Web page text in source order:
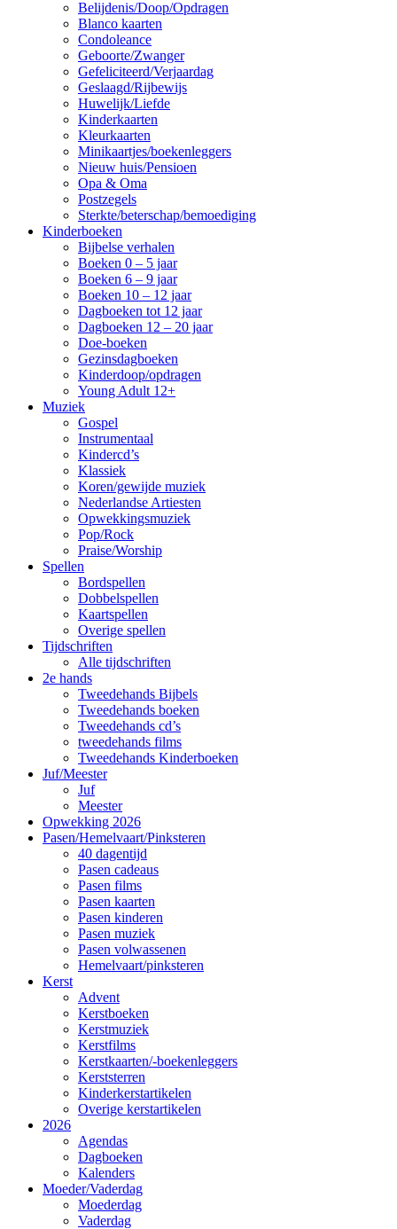
Belijdenis/Doop/Opdragen
Blanco kaarten
Condoleance
Geboorte/Zwanger
Gefeliciteerd/Verjaardag
Geslaagd/Rijbewijs
Huwelijk/Liefde
Kinderkaarten
Kleurkaarten
Minikaartjes/boekenleggers
Nieuw huis/Pensioen
Opa & Oma
Postzegels
Sterkte/beterschap/bemoediging
Kinderboeken
Bijbelse verhalen
Boeken 0 – 5 jaar
Boeken 6 – 9 jaar
Boeken 10 – 12 jaar
Dagboeken tot 12 jaar
Dagboeken 12 – 20 jaar
Doe-boeken
Gezinsdagboeken
Kinderdoop/opdragen
Young Adult 12+
Muziek
Gospel
Instrumentaal
Kindercd’s
Klassiek
Koren/gewijde muziek
Nederlandse Artiesten
Opwekkingsmuziek
Pop/Rock
Praise/Worship
Spellen
Bordspellen
Dobbelspellen
Kaartspellen
Overige spellen
Tijdschriften
Alle tijdschriften
2e hands
Tweedehands Bijbels
Tweedehands boeken
Tweedehands cd’s
tweedehands films
Tweedehands Kinderboeken
Juf/Meester
Juf
Meester
Opwekking 2026
Pasen/Hemelvaart/Pinksteren
40 dagentijd
Pasen cadeaus
Pasen films
Pasen kaarten
Pasen kinderen
Pasen muziek
Pasen volwassenen
Hemelvaart/pinksteren
Kerst
Advent
Kerstboeken
Kerstmuziek
Kerstfilms
Kerstkaarten/-boekenleggers
Kerststerren
Kinderkerstartikelen
Overige kerstartikelen
2026
Agendas
Dagboeken
Kalenders
Moeder/Vaderdag
Moederdag
Vaderdag